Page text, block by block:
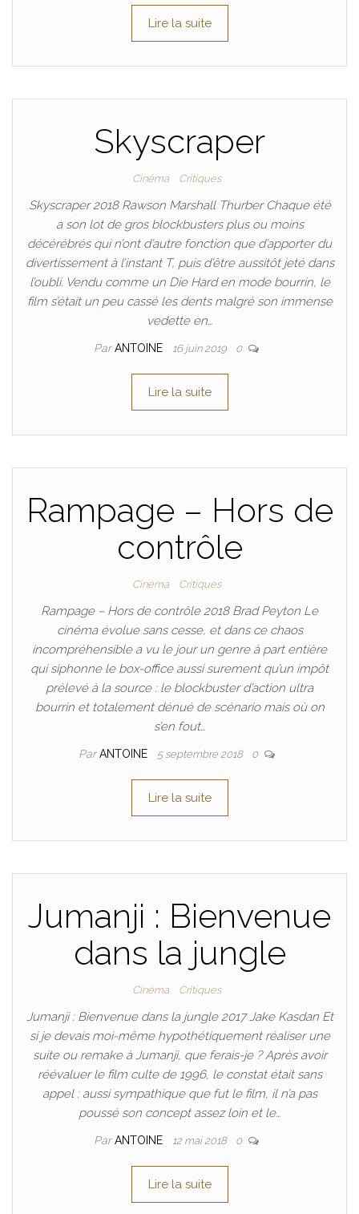
Lire la suite
Skyscraper
Cinéma Critiques
Skyscraper 2018 Rawson Marshall Thurber Chaque été
a son lot de gros blockbusters plus ou moins
décérébrés qui n’ont d’autre fonction que d’apporter du
divertissement à l’instant T, puis d’être aussitôt jeté dans
l’oubli. Vendu comme un Die Hard en mode bourrin, le
film s’était un peu cassé les dents malgré son immense
vedette en…
ParANTOINE 16 juin 2019 0
Lire la suite
Rampage – Hors de
contrôle
Cinéma Critiques
Rampage – Hors de contrôle 2018 Brad Peyton Le
cinéma évolue sans cesse, et dans ce chaos
incompréhensible a vu le jour un genre à part entière
qui siphonne le box-office aussi surement qu’un impôt
prélevé à la source : le blockbuster d’action ultra
bourrin et totalement dénué de scénario mais où on
s’en fout…
ParANTOINE 5 septembre 2018 0
Lire la suite
Jumanji : Bienvenue
dans la jungle
Cinéma Critiques
Jumanji : Bienvenue dans la jungle 2017 Jake Kasdan Et
si je devais moi-même hypothétiquement réaliser une
suite ou remake à Jumanji, que ferais-je ? Après avoir
réévaluer le film culte de 1996, le constat était sans
appel : aussi sympathique que fut le film, il n’a pas
poussé son concept assez loin et le…
ParANTOINE 12 mai 2018 0
Lire la suite